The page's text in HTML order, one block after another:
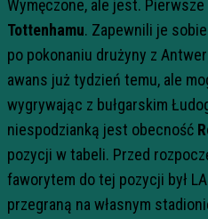
Wymęczone, ale jest.
Tottenhamu. Zapewnili je
po pokonaniu drużyny z
awans już tydzień temu, ale
wygrywając z bułgarskim
niespodzianką jest obecność
pozycji w tabeli. Przed
faworytem do tej pozycji był
przegraną na własnym